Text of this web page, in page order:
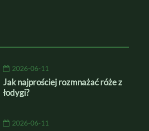
2026-06-11
Jak najprościej rozmnażać róże z
łodygi?
2026-06-11